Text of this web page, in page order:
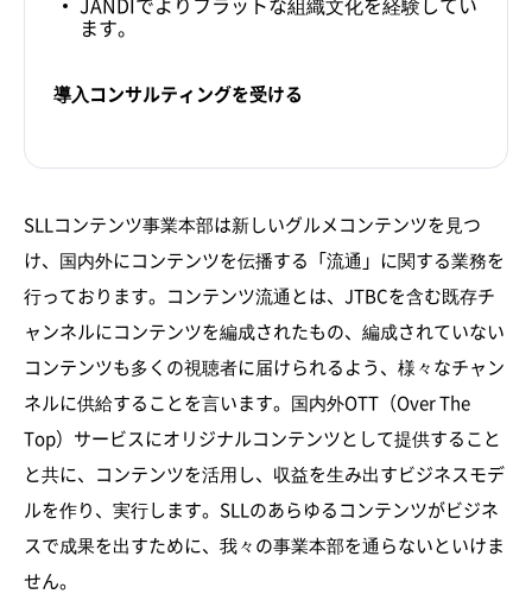
ます。
導入コンサルティングを受ける
SLLコンテンツ事業本部は新しいグルメコンテンツを見つ
け、国内外にコンテンツを伝播する「流通」に関する業務を
行っております。コンテンツ流通とは、JTBCを含む既存チ
ャンネルにコンテンツを編成されたもの、編成されていない
コンテンツも多くの視聴者に届けられるよう、様々なチャン
ネルに供給することを言います。国内外OTT（Over The
Top）サービスにオリジナルコンテンツとして提供すること
と共に、コンテンツを活用し、収益を生み出すビジネスモデ
ルを作り、実行します。SLLのあらゆるコンテンツがビジネ
スで成果を出すために、我々の事業本部を通らないといけま
せん。